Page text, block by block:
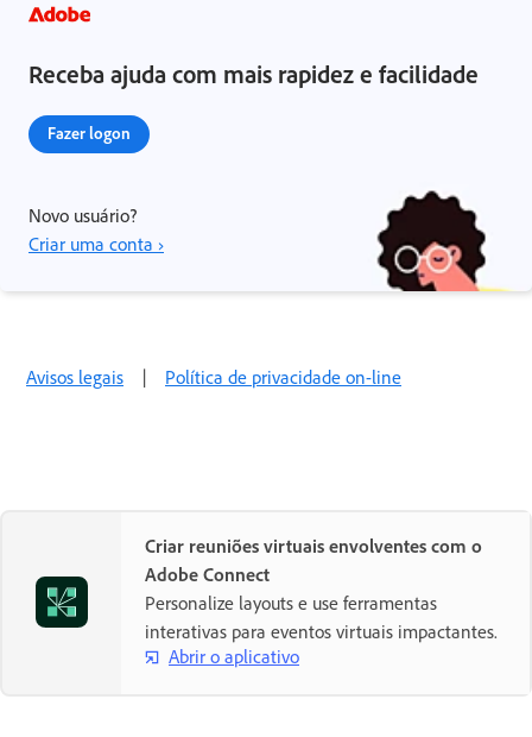
Receba ajuda com mais rapidez e facilidade
Fazer logon
Novo usuário?
Criar uma conta ›
Avisos legais | Política de privacidade on-line
Criar reuniões virtuais envolventes com o
Adobe Connect
Personalize layouts e use ferramentas
interativas para eventos virtuais impactantes.
Abrir o aplicativo